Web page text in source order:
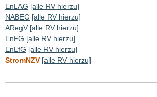
EnLAG [alle RV hierzu]
NABEG [alle RV hierzu]
ARegV [alle RV hierzu]
EnFG [alle RV hierzu]
EnEfG [alle RV hierzu]
StromNZV [alle RV hierzu]